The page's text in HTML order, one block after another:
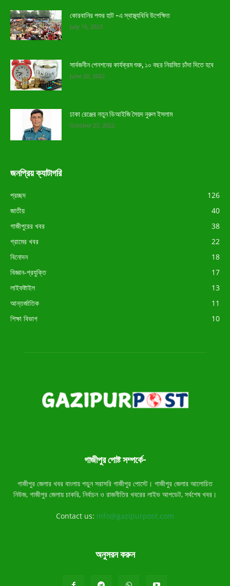
কোরবানির পশুর হাট -এ স্বাস্থ্যবিধি উপেক্ষিত
July 16, 2023
সার্বজনীন পেনশনের কার্যক্রম শুরু, ১০ বছর নিয়মিত চাঁদা দিতে হবে
June 20, 2022
ঢাকা রেঞ্জের নতুন ডিআইজি সৈয়দ নুরুল ইসলাম
October 23, 2022
জনপ্রিয় ক্যাটাগরি
প্রচ্ছদ
126
জাতীয়
40
গাজীপুরের খবর
38
গ্রামের খবর
22
বিনোদন
18
বিজ্ঞান-প্রযুক্তি
17
লাইফষ্টাইল
13
আন্তর্জাতিক
11
শিক্ষা বিভাগ
10
গাজীপুর পোষ্ট সম্পর্কে-
গাজীপুর জেলার খবর বাংলায় পড়ুন সরাসরি গাজীপুর পোস্টে। গাজীপুর জেলার আলোচিত
নিউজ, গাজীপুর জেলায় চাকরি, নির্বাচন ও রাজনীতির খবরের লাইভ আপডেট, সর্বশেষ খবর।
Contact us: info@gazipurpost.com
অনুসরন করুন